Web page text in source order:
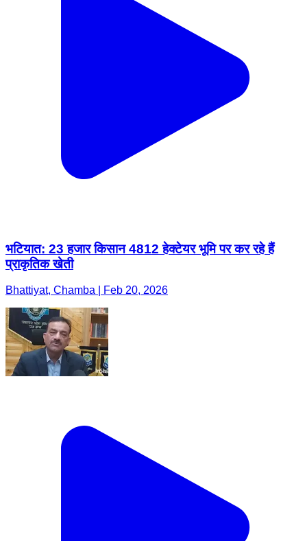
भटियात: 23 हजार किसान 4812 हेक्टेयर भूमि पर कर रहे हैं
प्राकृतिक खेती
Bhattiyat, Chamba | Feb 20, 2026